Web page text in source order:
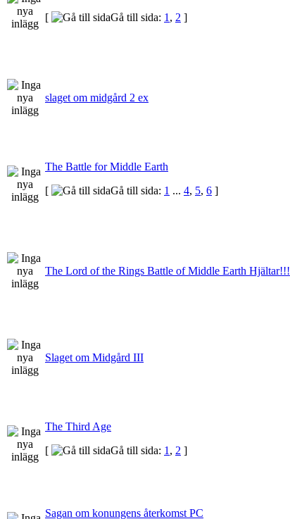
[
Gå till sida: 1 , 2 ]
slaget om midgård 2 ex
The Battle for Middle Earth
[
Gå till sida: 1 ... 4, 5, 6 ]
The Lord of the Rings Battle of Middle Earth Hjältar!!!
Slaget om Midgård III
The Third Age
[
Gå till sida: 1 , 2 ]
Sagan om konungens återkomst PC